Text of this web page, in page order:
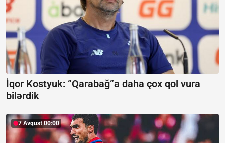
İqor Kostyuk: “Qarabağ”a daha çox qol vura
bilərdik
7 Avqust 00:00